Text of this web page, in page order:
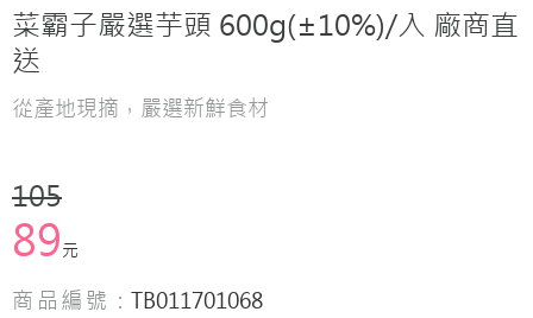
菜霸子嚴選芋頭 600g(±10%)/入 廠商直
送
從產地現摘，嚴選新鮮食材
105
89元
商品編號： TB011701068